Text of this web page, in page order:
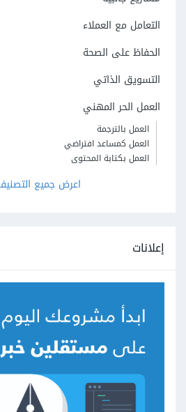
التعامل مع العملاء
الحفاظ على الصحة
التسويق الذاتي
العمل الحر المهني
العمل بالترجمة
العمل كمساعد افتراضي
العمل بكتابة المحتوى
اعرض جميع
إعلانات